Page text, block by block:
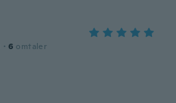
· 6 omtaler